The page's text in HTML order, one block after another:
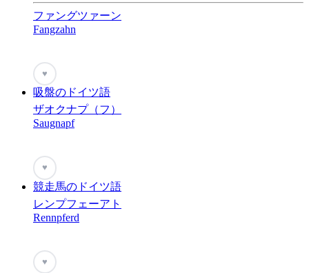
ファングツァーン
Fangzahn
♥
吸盤のドイツ語
ザオクナプ（フ）
Saugnapf
♥
競走馬のドイツ語
レンプフェーアト
Rennpferd
♥